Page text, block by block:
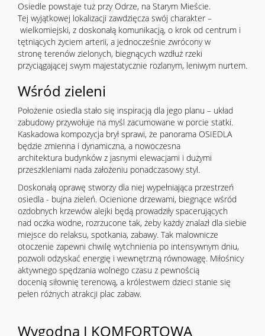
Osiedle powstaje tuż przy Odrze, na Starym Mieście.
Tej wyjątkowej lokalizacji zawdzięcza swój charakter –
wielkomiejski, z doskonałą komunikacją, o krok od centrum i
tętniących życiem arterii, a jednocześnie zwrócony w
stronę terenów zielonych, biegnących wzdłuż rzeki
przyciągającej swym majestatycznie rozlanym, leniwym nurtem.
Wśród zieleni
Położenie osiedla stało się inspiracją dla jego planu – układ
zabudowy przywołuje na myśl zacumowane w porcie statki.
Kaskadowa kompozycja brył sprawi, że panorama OSIEDLA
będzie zmienna i dynamiczna, a nowoczesna
architektura budynków z jasnymi elewacjami i dużymi
przeszkleniami nada założeniu ponadczasowy styl.
Doskonałą oprawę stworzy dla niej wypełniająca przestrzeń
osiedla - bujna zieleń. Ocienione drzewami, biegnące wśród
ozdobnych krzewów alejki będą prowadziły spacerujących
nad oczka wodne, rozrzucone tak, żeby każdy znalazł dla siebie
miejsce do relaksu, spotkania, zabawy. Tak malownicze
otoczenie zapewni chwilę wytchnienia po intensywnym dniu,
pozwoli odzyskać energię i wewnętrzną równowagę. Miłośnicy
aktywnego spędzania wolnego czasu z pewnością
docenią siłownię terenową, a królestwem dzieci stanie się
pełen różnych atrakcji plac zabaw.
Wygodna I KOMFORTOWA